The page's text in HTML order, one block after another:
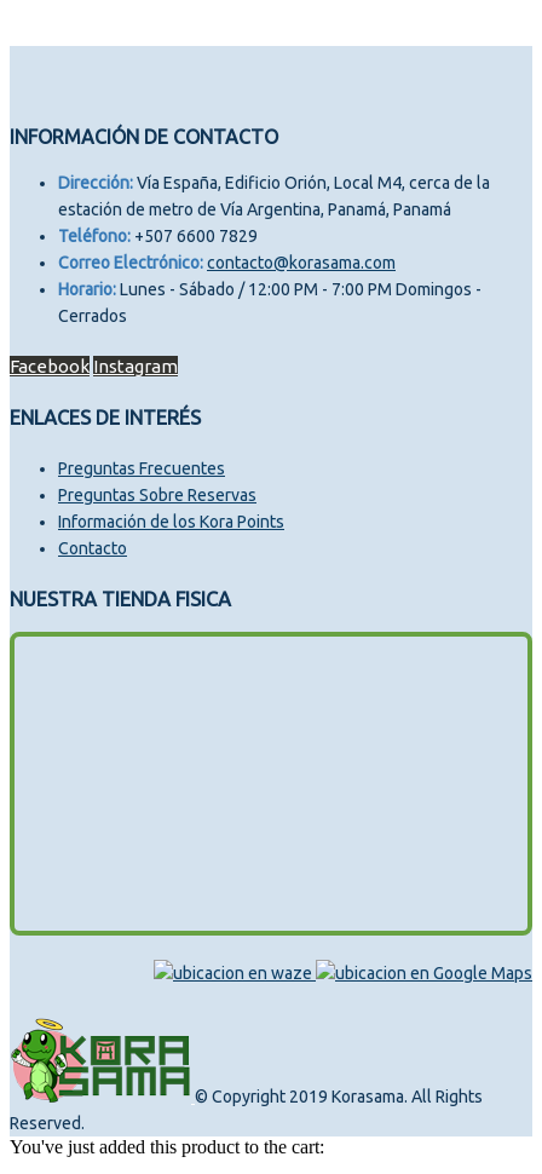
INFORMACIÓN DE CONTACTO
Dirección:Vía España, Edificio Orión, Local M4, cerca de la
estación de metro de Vía Argentina, Panamá, Panamá
Teléfono: +507 6600 7829
Correo Electrónico:contacto@korasama.com
Horario:Lunes - Sábado / 12:00 PM - 7:00 PM Domingos -
Cerrados
Facebook Instagram
ENLACES DE INTERÉS
Preguntas Frecuentes
Preguntas Sobre Reservas
Información de los Kora Points
Contacto
NUESTRA TIENDA FISICA
© Copyright 2019 Korasama. All Rights
Reserved.
You've just added this product to the cart: